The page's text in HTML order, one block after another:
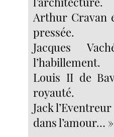
Arthur Cravan
pressée.
Jacques
l’habillement.
Louis II de
royauté.
Jack
dans l’amour… »